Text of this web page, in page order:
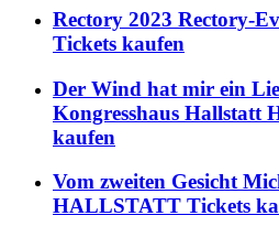
Rectory 2023 Rectory-
Tickets kaufen
Der Wind hat mir ein
Kongresshaus Hallstatt
kaufen
Vom zweiten Gesicht
HALLSTATT Tickets